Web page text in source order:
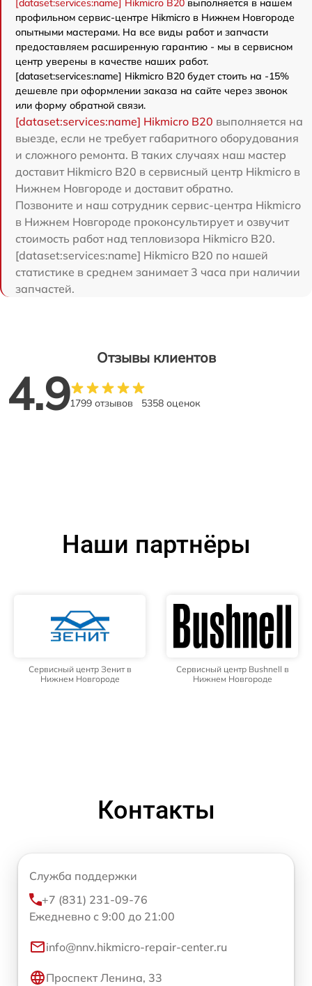
[dataset:services:name] Hikmicro B20 выполняется в нашем
профильном сервис-центре Hikmicro в Нижнем Новгороде
опытными мастерами. На все виды работ и запчасти
предоставляем расширенную гарантию - мы в сервисном
центр уверены в качестве наших работ.
[dataset:services:name] Hikmicro B20 будет стоить на -15%
дешевле при оформлении заказа на сайте через звонок
или форму обратной связи.
[dataset:services:name] Hikmicro B20 выполняется на
выезде, если не требует габаритного оборудования
и сложного ремонта. В таких случаях наш мастер
доставит Hikmicro B20 в сервисный центр Hikmicro в
Нижнем Новгороде и доставит обратно.
Позвоните и наш сотрудник сервис-центра Hikmicro
в Нижнем Новгороде проконсультирует и озвучит
стоимость работ над тепловизора Hikmicro B20.
[dataset:services:name] Hikmicro B20 по нашей
статистике в среднем занимает 3 часа при наличии
запчастей.
Отзывы клиентов
4.91799 отзывов 5358 оценок
Наши партнёры
Сервисный центр Зенит в
Нижнем Новгороде
Сервисный центр Bushnell в
Нижнем Новгороде
Контакты
Служба поддержки
+7 (831) 231-09-76
Ежедневно с 9:00 до 21:00
info@nnv.hikmicro-repair-center.ru
Проспект Ленина, 33